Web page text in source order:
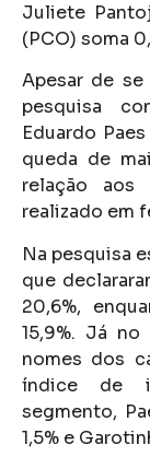
Juliete
(PCO) soma
Apesar de
pesquisa
Eduardo
queda de
relação aos
realizado em
Na pesquisa
que
20,6%,
15,9%. Já
nomes dos
índice de
segmento,
1,5% e